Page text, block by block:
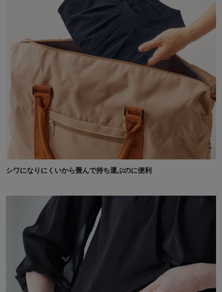
シワになりにくいから畳んで持ち運ぶのに便利